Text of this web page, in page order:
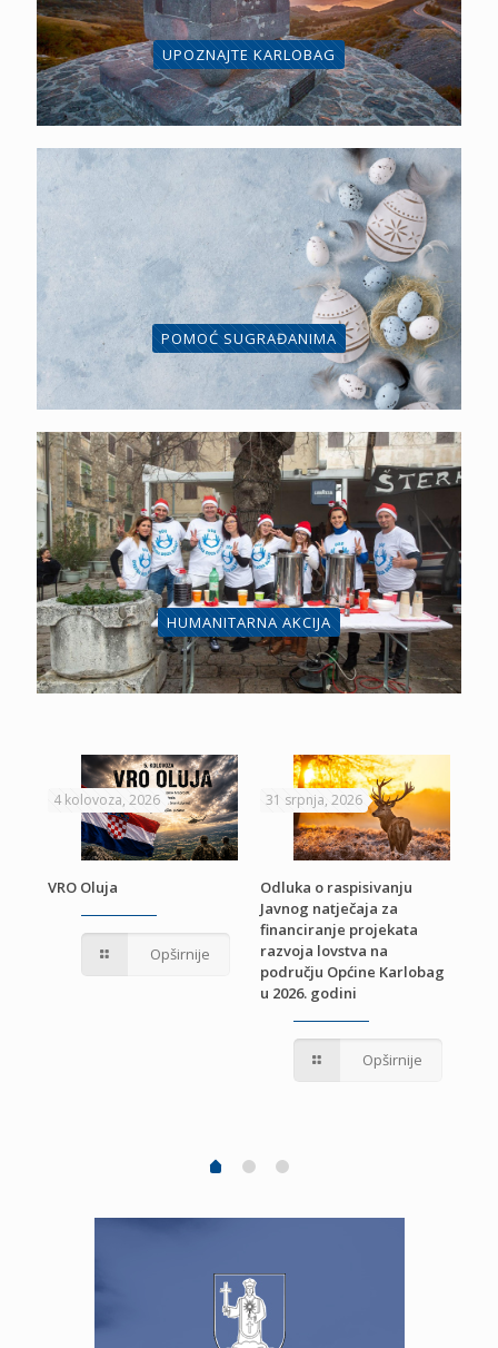
UPOZNAJTE KARLOBAG
POMOĆ SUGRAĐANIMA
HUMANITARNA AKCIJA
4 kolovoza, 2026
VRO Oluja
Opširnije
31 srpnja, 2026
Odluka o raspisivanju
Javnog natječaja za
financiranje projekata
razvoja lovstva na
području Općine Karlobag
u 2026. godini
Opširnije